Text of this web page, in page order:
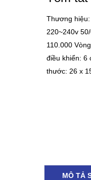
Thương
220~240v
110.000
điều khiển: 6
thước: 26 x
MÔ TẢ